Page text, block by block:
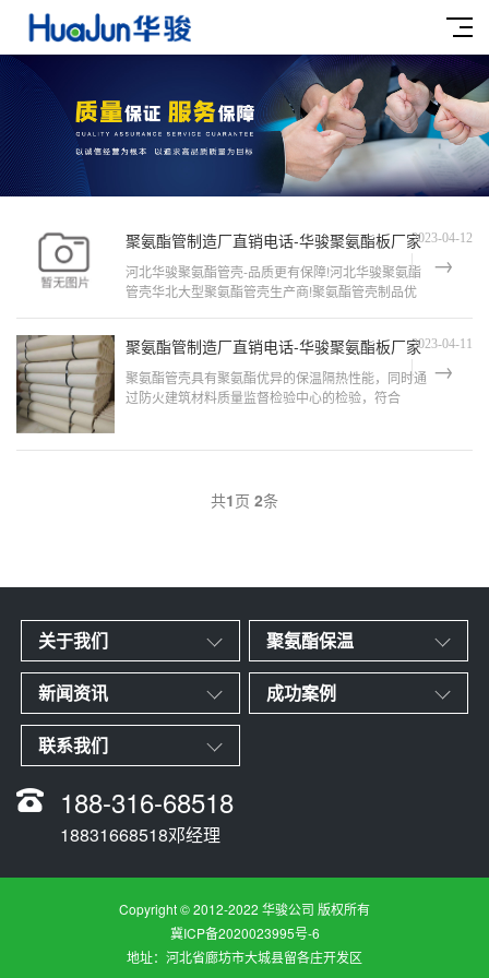
聚氨酯管制造厂直销电话-华骏聚氨酯板厂家2023-04-12
河北华骏聚氨酯管壳-品质更有保障!河北华骏聚氨酯
管壳华北大型聚氨酯管壳生产商!聚氨酯管壳制品优
聚氨酯管制造厂直销电话-华骏聚氨酯板厂家2023-04-11
聚氨酯管壳具有聚氨酯优异的保温隔热性能，同时通
过防火建筑材料质量监督检验中心的检验，符合
共1页 2条
关于我们 聚氨酯保温
新闻资讯 成功案例
联系我们
188-316-68518
18831668518邓经理
Copyright © 2012-2022 华骏公司 版权所有
冀ICP备2020023995号-6
地址：河北省廊坊市大城县留各庄开发区